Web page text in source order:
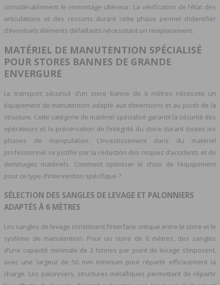
considérablement le remontage ultérieur. La vérification de l’état des
articulations et des ressorts durant cette phase permet d’identifier
d’éventuels éléments défaillants nécessitant un remplacement.
MATÉRIEL DE MANUTENTION SPÉCIALISÉ
POUR STORES BANNES DE GRANDE
ENVERGURE
Le transport sécurisé d’un store banne de 6 mètres nécessite un
équipement de manutention adapté aux dimensions et au poids de la
structure. Cette catégorie de matériel spécialisé garantit la sécurité des
opérateurs et la préservation de l’intégrité du store durant toutes les
phases de manipulation. L’investissement dans du matériel
professionnel se justifie par la réduction des risques d’accidents et de
dommages matériels. Comment optimiser le choix de l’équipement
pour ce type d’intervention spécifique ?
SÉLECTION DES SANGLES DE LEVAGE ET PALONNIERS
ADAPTÉS À 6 MÈTRES
Les sangles de levage constituent l’interface critique entre le store et le
système de manutention. Pour un store de 6 mètres, des sangles
d’une capacité minimale de 2 tonnes par point de levage s’imposent,
avec une largeur de 50 mm minimum pour répartir efficacement la
charge. Les palonniers, structures métalliques permettant de répartir